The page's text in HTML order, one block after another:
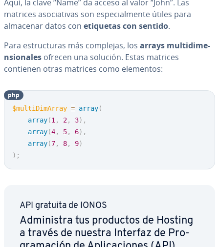
Aquí, la clave “Name” da acceso al valor “John”. Las
matrices aso­cia­ti­vas son es­pe­cia­l­me­n­te útiles para
almacenar datos con etiquetas con sentido.
Para es­tru­c­tu­ras más complejas, los arrays mu­l­ti­di­me­
n­sio­na­les ofrecen una solución. Estas matrices
contienen otras matrices como elementos:
$multiDimArray = array(
array(1 , 2, 3) ,
array(4, 5, 6) ,
array(7, 8, 9)
) ;
php
API gratuita de IONOS
Ad­mi­ni­s­tra tus productos de Hosting
a través de nuestra Interfaz de Pro­